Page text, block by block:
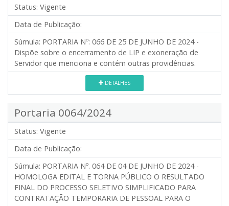
Status: Vigente
Data de Publicação:
Súmula: PORTARIA Nº: 066 DE 25 DE JUNHO DE 2024 -
Dispõe sobre o encerramento de LIP e exoneração de
Servidor que menciona e contém outras providências.
DETALHES
Portaria 0064/2024
Status: Vigente
Data de Publicação:
Súmula: PORTARIA Nº. 064 DE 04 DE JUNHO DE 2024 -
HOMOLOGA EDITAL E TORNA PÚBLICO O RESULTADO
FINAL DO PROCESSO SELETIVO SIMPLIFICADO PARA
CONTRATAÇÃO TEMPORARIA DE PESSOAL PARA O